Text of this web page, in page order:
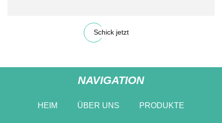
Schick jetzt
NAVIGATION
HEIM ÜBER UNS PRODUKTE